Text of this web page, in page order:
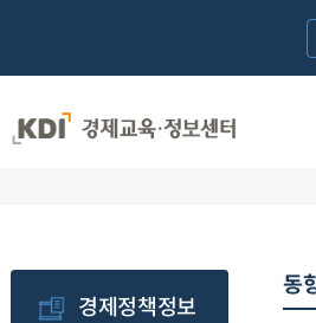
경제정책정보
동